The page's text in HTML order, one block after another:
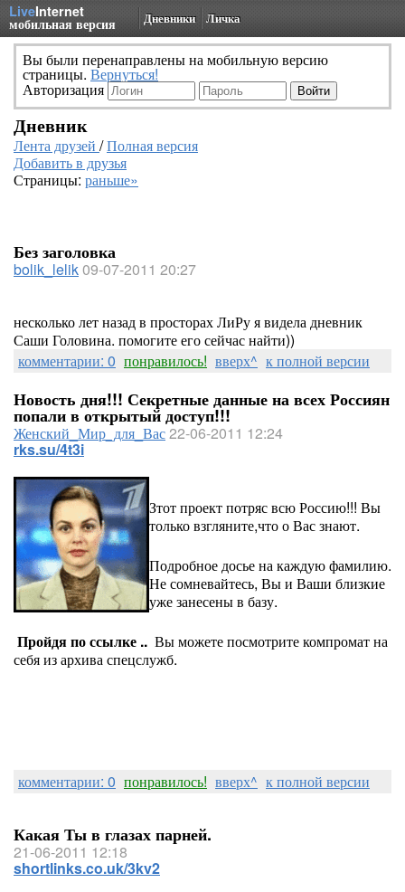
LiveInternet
мобильная версия Дневники Личка
Вы были перенаправлены на мобильную версию
страницы. Вернуться!
Авторизация
Дневник
Лента друзей /Полная версия
Добавить в друзья
Страницы: раньше»
Без заголовка
bolik_lelik09-07-2011 20:27
несколько лет назад в просторах ЛиРу я видела дневник
Саши Головина. помогите его сейчас найти))
комментарии: 0 понравилось! вверх^ к полной версии
Новость дня!!! Секретные данные на всех Россиян
попали в открытый доступ!!!
Женский_Мир_для_Вас22-06-2011 12:24
rks.su/4t3i
Зтот проект потряс всю Россию!!! Вы
только взгляните,что о Вас знают.
Подробное досье на каждую фамилию.
Не сомневайтесь, Вы и Ваши близкие
уже занесены в базу.
Пройдя по ссылке .. Вы можете посмотрите компромат на
себя из архива спецслужб.
комментарии: 0 понравилось! вверх^ к полной версии
Какая Ты в глазах парней.
21-06-2011 12:18
shortlinks.co.uk/3kv2